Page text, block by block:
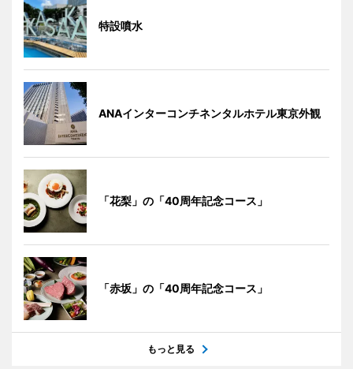
特設噴水
ANAインターコンチネンタルホテル東京外観
「花梨」の「40周年記念コース」
「赤坂」の「40周年記念コース」
もっと見る